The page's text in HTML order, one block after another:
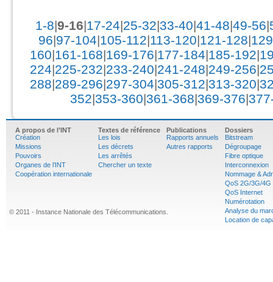
1-8|9-16|17-24|25-32|33-40|41-48|49-56|
96|97-104|105-112|113-120|121-128|
160|161-168|169-176|177-184|185-192|
224|225-232|233-240|241-248|249-256|
288|289-296|297-304|305-312|313-320|
352|353-360|361-368|369-376|
A propos de l’INT
Création
Missions
Pouvoirs
Organes de l’INT
Coopération internationale
Textes de référence
Les lois
Les décrets
Les arrêtés
Chercher un texte
Publications
Rapports annuels
Autres rapports
Dossiers
Bitstream
Dégroupage
Fibre optique
Interconnexion
Nommage &
QoS 2G/3G/4G
QoS Internet
Numérotation
Analyse du
Location de
© 2011 - Instance Nationale des Télécommunications.